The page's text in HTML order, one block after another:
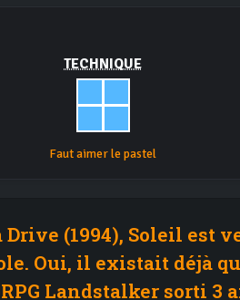
TECHNIQUE
Faut aimer le pastel
(1994), Soleil est
Oui, il existait déjà
Landstalker sorti 3